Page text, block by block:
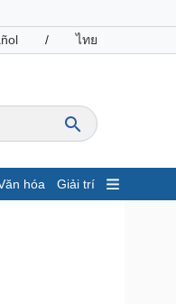
/ ไทย
hóa Giải trí